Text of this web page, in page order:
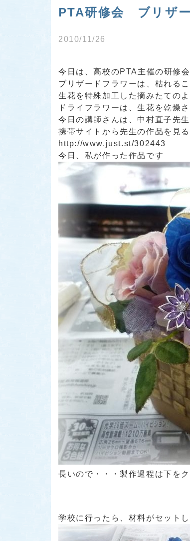
PTA研修会 ブリザ
2010/11/26
今日は、高校のPTA主催の研修
ブリザードフラワーは、枯れる
生花を特殊加工した摘みたての
ドライフラワーは、生花を乾燥
今日の講師さんは、中村直子先生
携帯サイトから先生の作品を見
http://www.just.st/302443
今日、私が作った作品です
長いので・・・製作過程は下を
学校に行ったら、材料がセット